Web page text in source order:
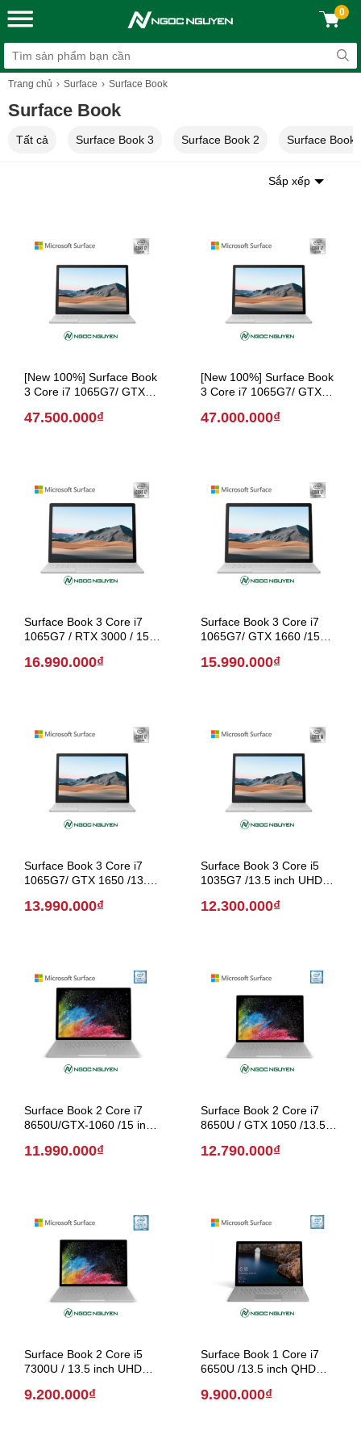
0
Trang chủ Surface Surface Book
Surface Book
Tất cả Surface Book 3 Surface Book 2 Surface Book
Sắp xếp
[New 100%] Surface Book
3 Core i7 1065G7/ GTX
(Model 2020)
47.500.000₫
[New 100%] Surface Book
3 Core i7 1065G7/ GTX
2020)
47.000.000₫
Surface Book 3 Core i7
1065G7 / RTX 3000 / 15
16.990.000₫
Surface Book 3 Core i7
1065G7/ GTX 1660 /15
15.990.000₫
Surface Book 3 Core i7
1065G7/ GTX 1650 /13.5
13.990.000₫
Surface Book 3 Core i5
1035G7 /13.5 inch UHD
12.300.000₫
Surface Book 2 Core i7
8650U/GTX-1060 /15 inch
11.990.000₫
Surface Book 2 Core i7
8650U / GTX 1050 /13.5
12.790.000₫
Surface Book 2 Core i5
7300U / 13.5 inch UHD
9.200.000₫
Surface Book 1 Core i7
6650U /13.5 inch QHD
9.900.000₫